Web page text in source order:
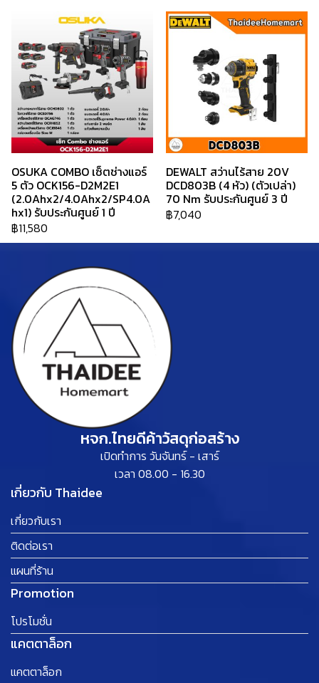
OSUKA COMBO เซ็ตช่างแอร์
5 ตัว OCK156-D2M2E1
(2.0Ahx2/4.0Ahx2/SP4.0A
hx1) รับประกันศูนย์ 1 ปี
฿11,580
DEWALT สว่านไร้สาย 20V
DCD803B (4 หัว) (ตัวเปล่า)
70 Nm รับประกันศูนย์ 3 ปี
฿7,040
หจก.ไทยดีค้าวัสดุก่อสร้าง
เปิดทำการ วันจันทร์ - เสาร์
เวลา 08.00 - 16.30
เกี่ยวกับ Thaidee
เกี่ยวกับเรา
ติดต่อเรา
แผนที่ร้าน
Promotion
โปรโมชั่น
แคตตาล็อก
แคตตาล็อก